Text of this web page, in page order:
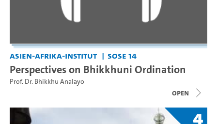
Asien-Afrika-Institut SoSe 14
Perspectives on Bhikkhuni Ordination
Prof. Dr. Bhikkhu Analayo
open
4